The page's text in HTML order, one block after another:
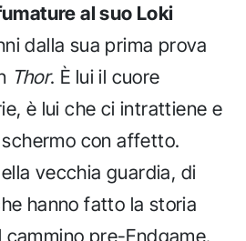
al suo Loki
dalla sua prima prova
Thor. È lui il cuore
è lui che ci intrattiene e
con affetto.
vecchia guardia, di
hanno fatto la storia
pre-Endgame.